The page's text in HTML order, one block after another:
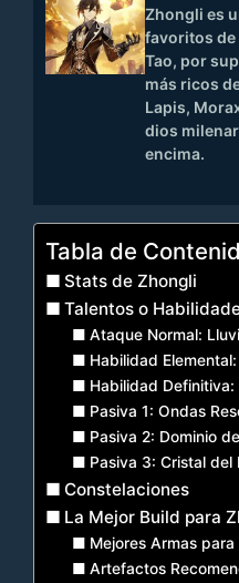
Zhongli es
favoritos de
Tao, por
más ricos
Lapis,
dios
encima.
Tabla de
Stats de Zhongli
Talentos o
Ataque Normal:
Habilidad
Habilidad Definitiva:
Pasiva 1: Ondas
Pasiva 2: Dominio
Pasiva 3: Cristal del
Constelaciones
La Mejor Build para
Mejores Armas para
Artefactos